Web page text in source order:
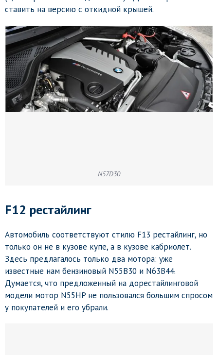
ставить на версию с откидной крышей.
N57D30
F12 рестайлинг
Автомобиль соответствуют стилю F13 рестайлинг, но
только он не в кузове купе, а в кузове кабриолет.
Здесь предлагалось только два мотора: уже
известные нам бензиновый N55B30 и N63B44.
Думается, что предложенный на дорестайлинговой
модели мотор N55HP не пользовался большим спросом
у покупателей и его убрали.